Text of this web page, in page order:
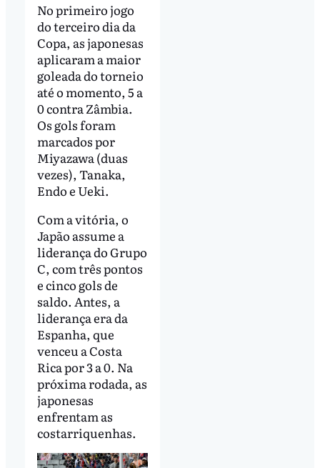
No primeiro jogo
do terceiro dia da
Copa, as japonesas
aplicaram a maior
goleada do torneio
até o momento, 5 a
0 contra Zâmbia.
Os gols foram
marcados por
Miyazawa (duas
vezes), Tanaka,
Endo e Ueki.
Com a vitória, o
Japão assume a
liderança do Grupo
C, com três pontos
e cinco gols de
saldo. Antes, a
liderança era da
Espanha, que
venceu a Costa
Rica por 3 a 0. Na
próxima rodada, as
japonesas
enfrentam as
costarriquenhas.